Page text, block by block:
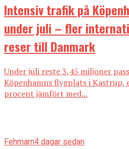
Intensiv trafik på
under juli – fler
reser till Danmark
Under juli reste 3,45 miljoner
Köpenhamns flygplats i Kastrup,
procent jämfört med...
Fehmarn4 dagar sedan